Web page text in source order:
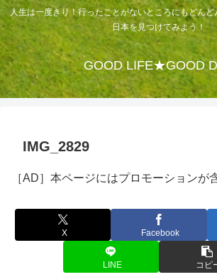
人生は一度きり！行ったことがないところにもどん
日本を見つけてみよう！
GOOD LIFE★GOOD
IMG_2829
［AD］本ページにはプロモーションが
X Facebook
LINE コピ